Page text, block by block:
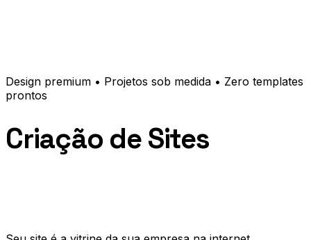
Design premium • Projetos sob medida • Zero templates
prontos
Criação de Sites
Profissionais